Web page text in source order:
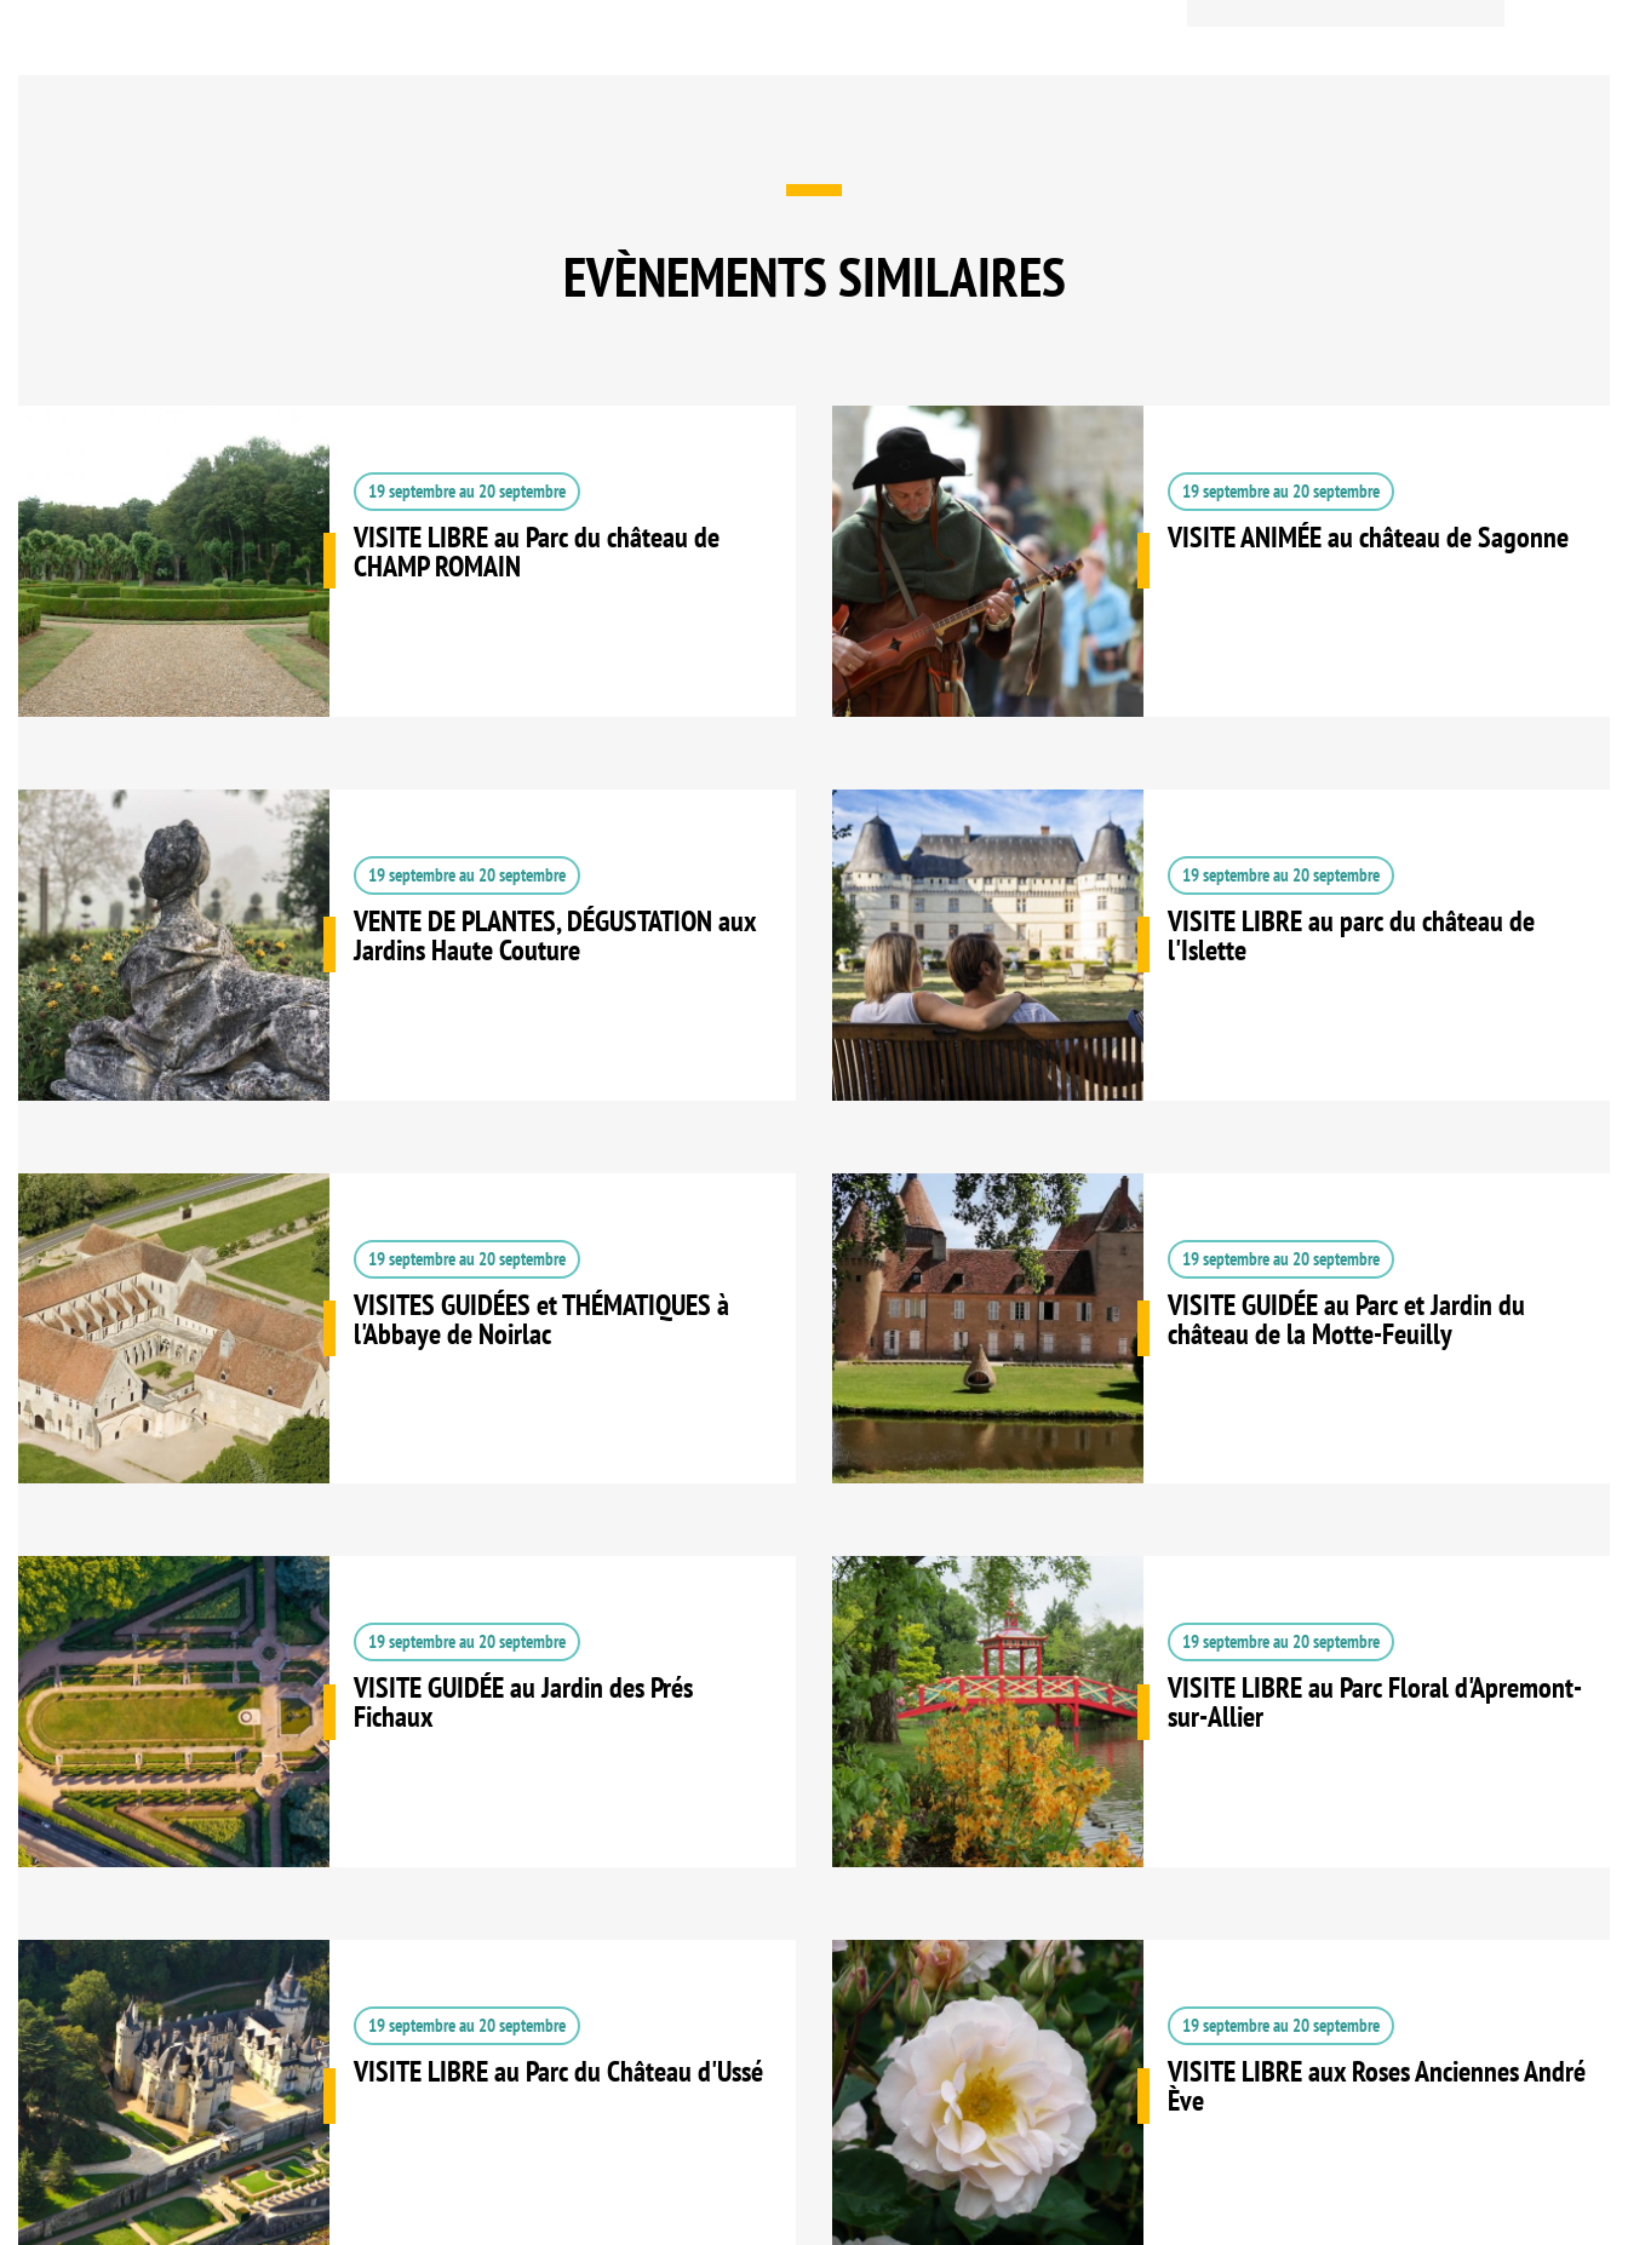
EVÈNEMENTS SIMILAIRES
19 septembreau 20 septembre
VISITE LIBRE au Parc du château de
CHAMP ROMAIN
19 septembreau 20 septembre
VISITE ANIMÉE au château de Sagonne
19 septembreau 20 septembre
VENTE DE PLANTES, DÉGUSTATION aux
Jardins Haute Couture
19 septembreau 20 septembre
VISITE LIBRE au parc du château de
l'Islette
19 septembreau 20 septembre
VISITES GUIDÉES et THÉMATIQUES à
l'Abbaye de Noirlac
19 septembreau 20 septembre
VISITE GUIDÉE au Parc et Jardin du
château de la Motte-Feuilly
19 septembreau 20 septembre
VISITE GUIDÉE au Jardin des Prés
Fichaux
19 septembreau 20 septembre
VISITE LIBRE au Parc Floral d'Apremont-
sur-Allier
19 septembreau 20 septembre
VISITE LIBRE au Parc du Château d'Ussé
19 septembreau 20 septembre
VISITE LIBRE aux Roses Anciennes André
Ève